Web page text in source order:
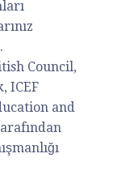
Council,
ICEF
and